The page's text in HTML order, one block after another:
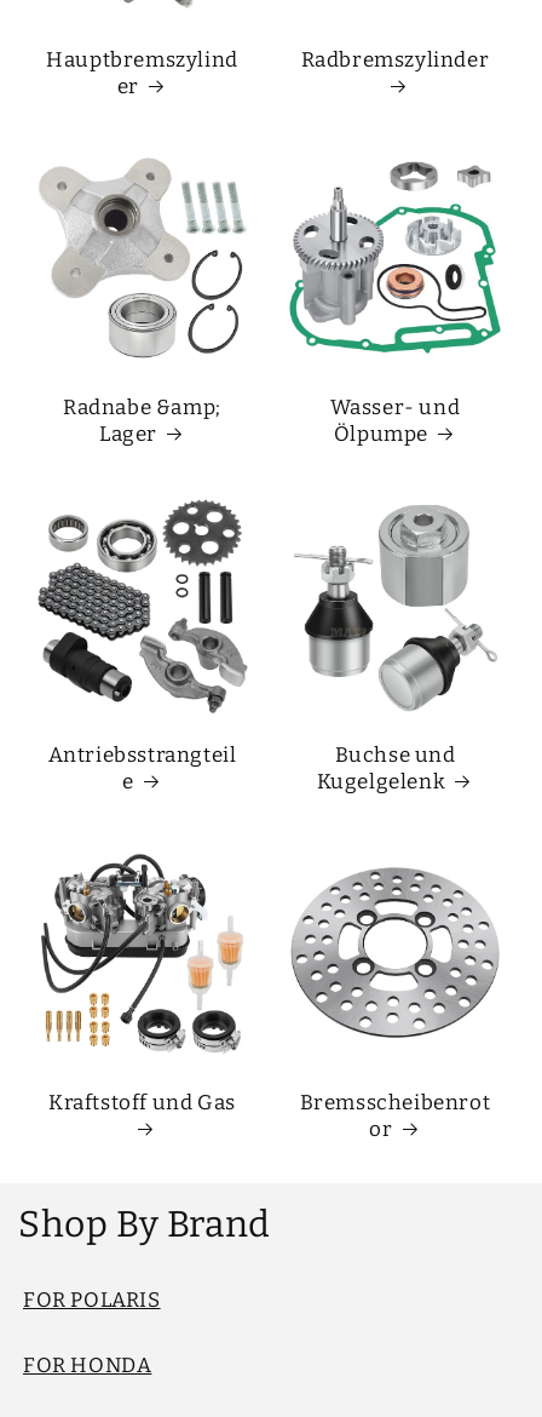
Hauptbremszylind
er
Radbremszylinder
Radnabe &amp;
Lager
Wasser- und
Ölpumpe
Antriebsstrangteil
e
Buchse und
Kugelgelenk
Kraftstoff und Gas
Bremsscheibenrot
or
Shop By Brand
FOR POLARIS
FOR HONDA